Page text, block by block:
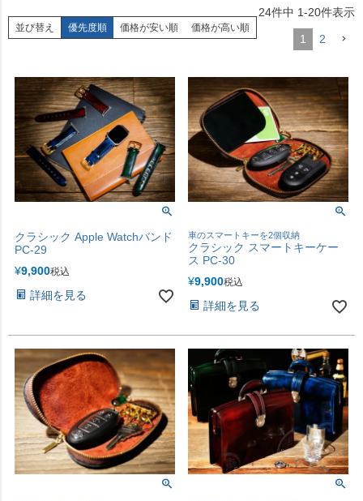
並び替え 優先度順 価格が安い順 価格が高い順
24件中 1-20件表示
1 2
クラシック Apple Watchバンド
PC-29
¥9,900税込
詳細を見る
車のスマートキーを2個収納
クラシック スマートキーケー
ス PC-30
¥9,900税込
詳細を見る